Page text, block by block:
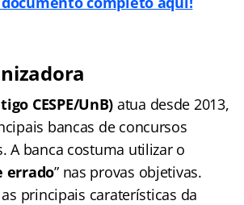
CESPE/UnB) atua desde 2013,
bancas de concursos
A banca costuma utilizar o
errado” nas provas objetivas.
principais caraterísticas da